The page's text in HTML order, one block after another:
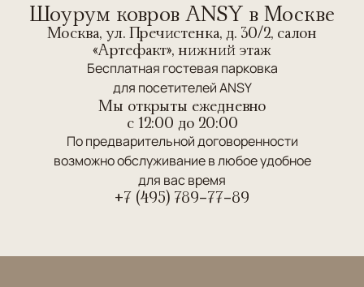
Шоурум ковров ANSY в Москве
Москва, ул. Пречистенка, д. 30/2, салон
«Артефакт», нижний этаж
Бесплатная гостевая парковка
для посетителей ANSY
Мы открыты ежедневно
c 12:00 до 20:00
По предварительной договоренности
возможно обслуживание в любое удобное
для вас время
+7 (495) 789-77-89